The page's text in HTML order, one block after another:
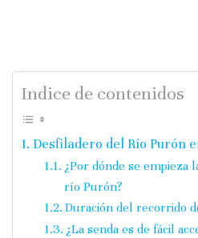
Indice de contenidos
Desfiladero del Río Purón
¿Por dónde se empieza
río Purón?
Duración del recorrido
¿La senda es de fácil